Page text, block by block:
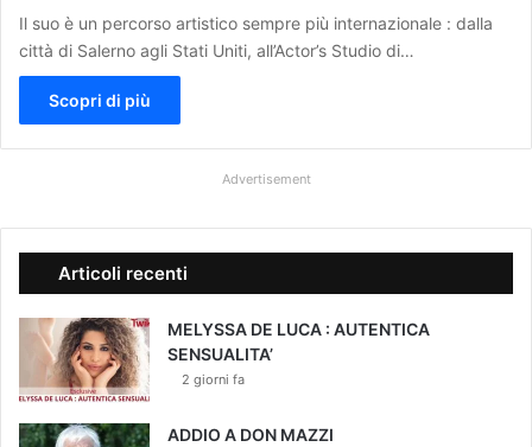
Il suo è un percorso artistico sempre più internazionale : dalla
città di Salerno agli Stati Uniti, all’Actor’s Studio di…
Scopri di più
Advertisement
Articoli recenti
MELYSSA DE LUCA : AUTENTICA
SENSUALITA’
2 giorni fa
ADDIO A DON MAZZI